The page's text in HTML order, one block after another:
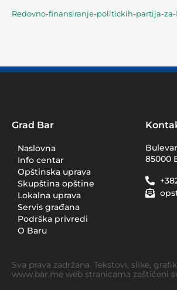
Redovno-finansiranje-politickih-partija-za-
Grad Bar
Naslovna
Info centar
Opštinska uprava
Skupština opštine
Lokalna uprava
Servis građana
Podrška privredi
O Baru
85000
Sva prava zadržana. Tekstovi, slike,
www.bar.me web stranicama zaštićeni